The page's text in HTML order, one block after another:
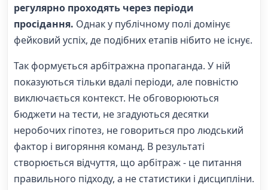
регулярно проходять через періоди
просідання. Однак у публічному полі домінує
фейковий успіх, де подібних етапів нібито не існує.
Так формується арбітражна пропаганда. У ній
показуються тільки вдалі періоди, але повністю
виключається контекст. Не обговорюються
бюджети на тести, не згадуються десятки
неробочих гіпотез, не говориться про людський
фактор і вигоряння команд. В результаті
створюється відчуття, що арбітраж - це питання
правильного підходу, а не статистики і дисципліни.